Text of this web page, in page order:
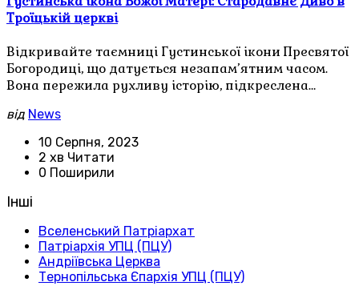
Троїцькій церкві
Відкривайте таємниці Густинської ікони Пресвятої
Богородиці, що датується незапам’ятним часом.
Вона пережила рухливу історію, підкреслена…
від News
10 Серпня, 2023
2 хв Читати
0 Поширили
Інші
Вселенський Патріархат
Патріархія УПЦ (ПЦУ)
Андріївська Церква
Тернопільська Єпархія УПЦ (ПЦУ)